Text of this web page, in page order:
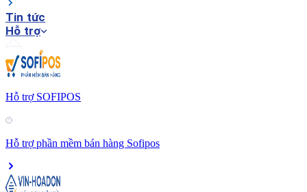
Tin tức
Hỗ trợ
Hỗ trợ SOFIPOS
Hỗ trợ phần mềm bán hàng Sofipos